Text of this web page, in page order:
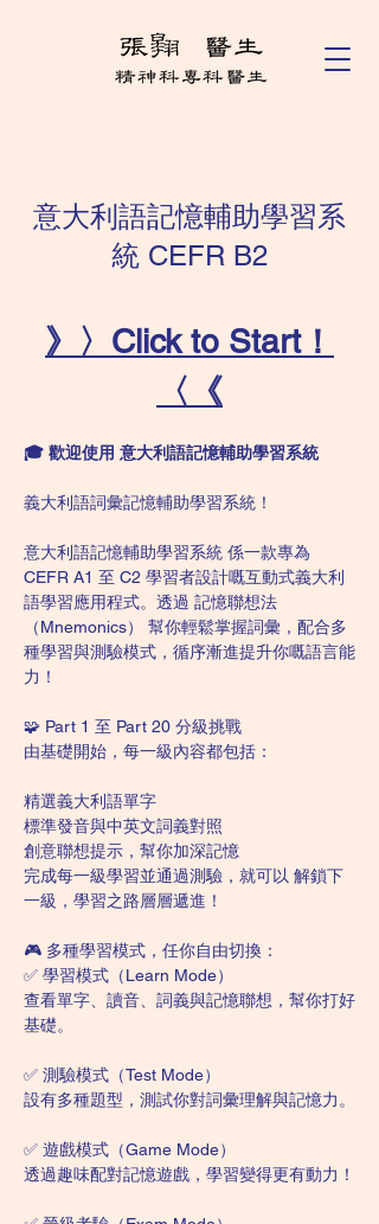
意大利語記憶輔助學習系
統 CEFR B2
》〉Click to Start！
〈《
🎓 歡迎使用 意大利語記憶輔助學習系統
義大利語詞彙記憶輔助學習系統！
意大利語記憶輔助學習系統 係一款專為
CEFR A1 至 C2 學習者設計嘅互動式義大利
語學習應用程式。透過 記憶聯想法
（Mnemonics） 幫你輕鬆掌握詞彙，配合多
種學習與測驗模式，循序漸進提升你嘅語言能
力！
🧩 Part 1 至 Part 20 分級挑戰
由基礎開始，每一級內容都包括：
精選義大利語單字
標準發音與中英文詞義對照
創意聯想提示，幫你加深記憶
完成每一級學習並通過測驗，就可以 解鎖下
一級，學習之路層層遞進！
🎮 多種學習模式，任你自由切換：
✅ 學習模式（Learn Mode）
查看單字、讀音、詞義與記憶聯想，幫你打好
基礎。
✅ 測驗模式（Test Mode）
設有多種題型，測試你對詞彙理解與記憶力。
✅ 遊戲模式（Game Mode）
透過趣味配對記憶遊戲，學習變得更有動力！